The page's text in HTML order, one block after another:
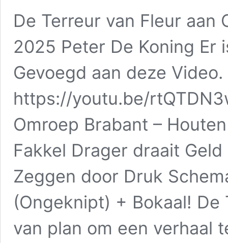
De Terreur van Fleur aan
2025 Peter De Koning Er
Gevoegd aan deze
https://youtu.be/
Omroep Brabant –
Fakkel Drager draait
Zeggen door Druk
(Ongeknipt) + Bokaal!
van plan om een verhaal